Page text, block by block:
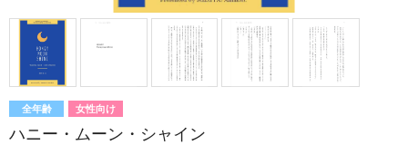
全年齢 女性向け
ハニー・ムーン・シャイン